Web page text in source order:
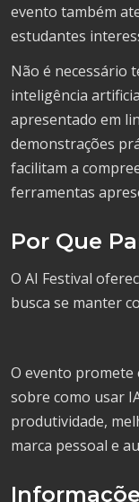
evento também
estudantes
Não é necessário
inteligência
apresentado em
demonstrações
facilitam a
ferramentas
Por Que
O AI Festival
busca se manter
O evento promete
sobre como usar
produtividade,
marca pessoal e